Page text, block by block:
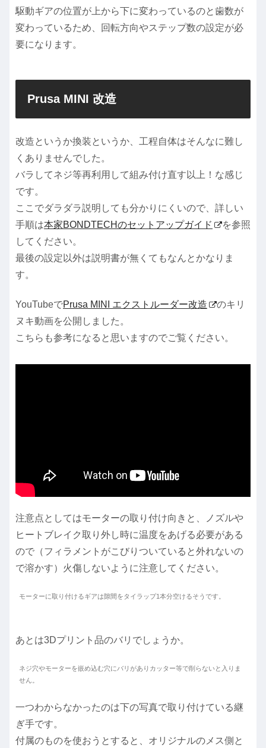
駆動ギアの位置が上から下に変わっているのと歯数が
変わっているため、回転方向やステップ数の設定が必
要になります。
Prusa MINI 改造
改造というか換装というか、工程自体はそんなに難し
くありませんでした。
バラしてネジ等再利用して組み付け直す以上！な感じ
です。
ここでダラダラ説明しても分かりにくいので、詳しい
手順は本家BONDTECHのセットアップガイド
を参照
してください。
最後の設定以外は説明書が無くてもなんとかなりま
す。
YouTubeでPrusa MINI エクストルーダー改造
のキリ
ヌキ動画を公開しました。
こちらも参考になると思いますのでご覧ください。
注意点としてはモーターの取り付け向きと、ノズルや
ヒートブレイク取り外し時に温度をあげる必要がある
ので（フィラメントがこびりついていると外れないの
で溶かす）火傷しないように注意してください。
モーターに取り付けるギアは隙間をタイラップ1本分空けるそうです。
あとは3Dプリント品のバリでしょうか。
ネジ穴やモーターを嵌め込む穴にバリがありカッター等で削らないと入りま
せん。
一つわからなかったのは下の写真で取り付けている継
ぎ手です。
付属のものを使おうとすると、オリジナルのメス側と